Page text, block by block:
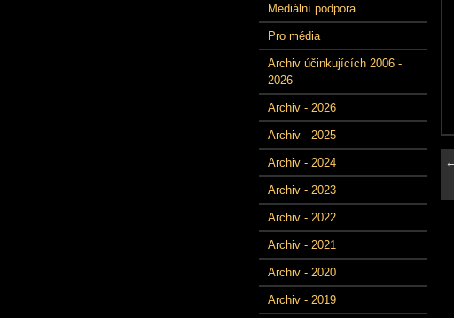
Mediální podpora
Pro média
Archiv účinkujících 2006 -
2026
Archiv - 2026
Archiv - 2025
Archiv - 2024
Archiv - 2023
Archiv - 2022
Archiv - 2021
Archiv - 2020
Archiv - 2019